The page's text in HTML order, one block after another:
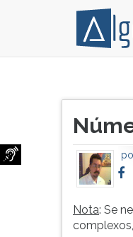
a
parte
F
para
do
artigo:
Nota: Se